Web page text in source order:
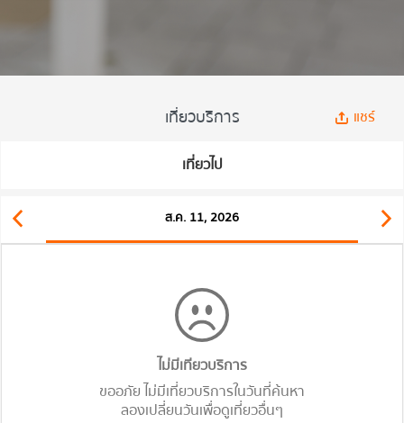
เที่ยวบริการ แชร์
เที่ยวไป
ส.ค. 11, 2026
ไม่มีเทียวบริการ
ขออภัย ไม่มีเที่ยวบริการในวันที่ค้นหา
ลองเปลี่ยนวันเพื่อดูเที่ยวอื่นๆ